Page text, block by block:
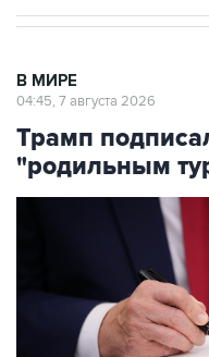
В МИРЕ
04:45, 7 августа 2026
Трамп
"родильным